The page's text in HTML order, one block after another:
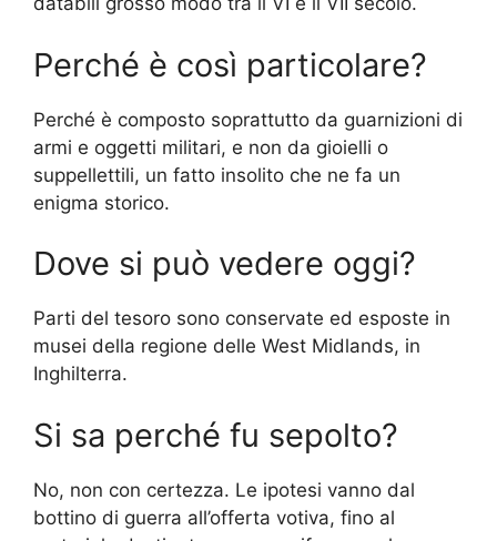
Perché è così particolare?
Perché è composto soprattutto da guarnizioni di
armi e oggetti militari, e non da gioielli o
suppellettili, un fatto insolito che ne fa un
enigma storico.
Dove si può vedere oggi?
Parti del tesoro sono conservate ed esposte in
musei della regione delle West Midlands, in
Inghilterra.
Si sa perché fu sepolto?
No, non con certezza. Le ipotesi vanno dal
bottino di guerra all’offerta votiva, fino al